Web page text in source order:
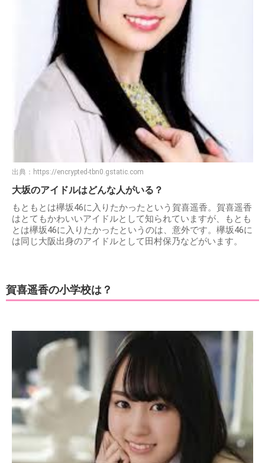
出典： https://encrypted-tbn0.gstatic.com
大坂のアイドルはどんな人がいる？
もともとは欅坂46に入りたかったという賀喜遥香。賀喜遥香
はとてもかわいいアイドルとして知られていますが、もとも
とは欅坂46に入りたかったというのは、意外です。欅坂46に
は同じ大阪出身のアイドルとして田村保乃などがいます。
賀喜遥香の小学校は？